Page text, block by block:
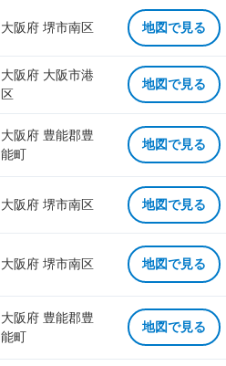
大阪府 堺市南区 地図で見る
大阪府 大阪市港
区
地図で見る
大阪府 豊能郡豊
能町
地図で見る
大阪府 堺市南区 地図で見る
大阪府 堺市南区 地図で見る
大阪府 豊能郡豊
能町
地図で見る